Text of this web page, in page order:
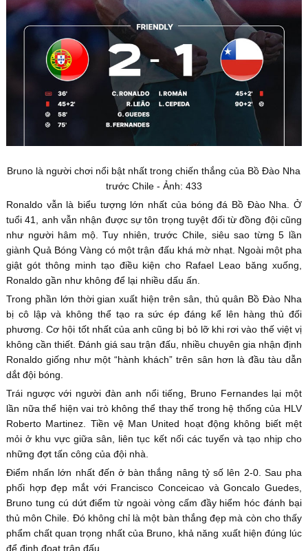
Bruno là người chơi nổi bật nhất trong chiến thắng của Bồ Đào Nha
trước Chile - Ảnh: 433
Ronaldo vẫn là biểu tượng lớn nhất của bóng đá Bồ Đào Nha. Ở
tuổi 41, anh vẫn nhận được sự tôn trọng tuyệt đối từ đồng đội cũng
như người hâm mộ. Tuy nhiên, trước Chile, siêu sao từng 5 lần
giành Quả Bóng Vàng có một trận đấu khá mờ nhạt. Ngoài một pha
giật gót thông minh tạo điều kiện cho Rafael Leao băng xuống,
Ronaldo gần như không để lại nhiều dấu ấn.
Trong phần lớn thời gian xuất hiện trên sân, thủ quân Bồ Đào Nha
bị cô lập và không thể tạo ra sức ép đáng kể lên hàng thủ đối
phương. Cơ hội tốt nhất của anh cũng bị bỏ lỡ khi rơi vào thế việt vị
không cần thiết. Đánh giá sau trận đấu, nhiều chuyên gia nhận định
Ronaldo giống như một “hành khách” trên sân hơn là đầu tàu dẫn
dắt đội bóng.
Trái ngược với người đàn anh nổi tiếng, Bruno Fernandes lại một
lần nữa thể hiện vai trò không thể thay thế trong hệ thống của HLV
Roberto Martinez. Tiền vệ Man United hoạt động không biết mệt
mỏi ở khu vực giữa sân, liên tục kết nối các tuyến và tạo nhịp cho
những đợt tấn công của đội nhà.
Điểm nhấn lớn nhất đến ở bàn thắng nâng tỷ số lên 2-0. Sau pha
phối hợp đẹp mắt với Francisco Conceicao và Goncalo Guedes,
Bruno tung cú dứt điểm từ ngoài vòng cấm đầy hiểm hóc đánh bại
thủ môn Chile. Đó không chỉ là một bàn thắng đẹp mà còn cho thấy
phẩm chất quan trọng nhất của Bruno, khả năng xuất hiện đúng lúc
để định đoạt trận đấu.